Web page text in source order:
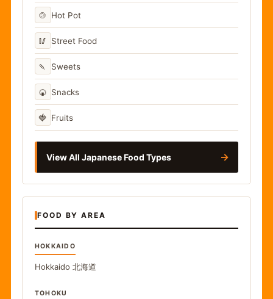
🍲 Hot Pot
🥢 Street Food
🍡 Sweets
🍘 Snacks
🍓 Fruits
View All Japanese Food Types →
FOOD BY AREA
HOKKAIDO
Hokkaido 北海道
TOHOKU